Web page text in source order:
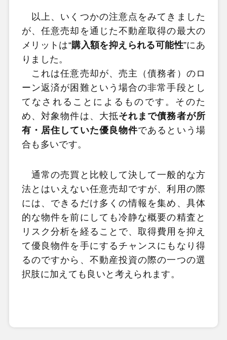
以上、いくつかの注意点をみてきました
が、任意売却を通じた不動産取得の最大の
メリットは“購入額を抑えられる可能性”にあ
りました。
これは任意売却が、売主（債務者）のロ
ーン返済が困難という場合の非常手段とし
てなされることによるものです。そのた
め、対象物件は、大抵それまで債務者が所
有・居住していた優良物件であるという場
合も多いです。
通常の売買と比較して決して一般的な方
法とはいえない任意売却ですが、利用の際
には、できるだけ多くの情報を集め、具体
的な物件を前にしても冷静な概要の精査と
リスク分析を経ることで、取得費用を抑え
て優良物件を手にするチャンスにもなり得
るのですから、不動産投資の際の一つの選
択肢に加えても良いと考えられます。